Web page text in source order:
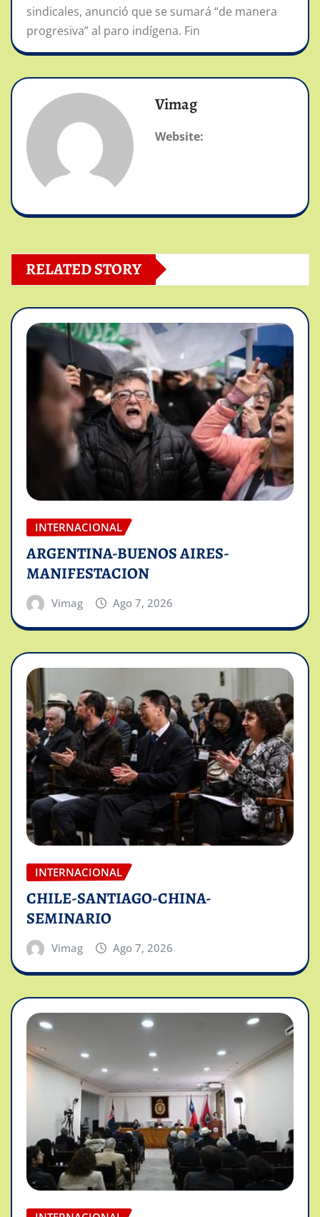
sindicales, anunció que se sumará “de manera
progresiva” al paro indígena. Fin
Vimag
Website:
RELATED STORY
INTERNACIONAL
ARGENTINA-BUENOS AIRES-
MANIFESTACION
Vimag Ago 7, 2026
INTERNACIONAL
CHILE-SANTIAGO-CHINA-
SEMINARIO
Vimag Ago 7, 2026